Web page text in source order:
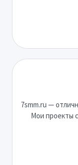
7smm.ru —
Мои проекты